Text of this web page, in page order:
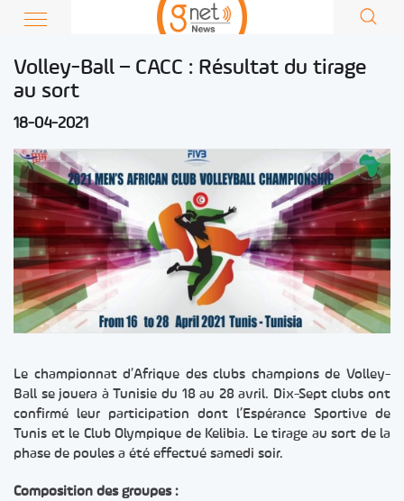
Volley-Ball – CACC : Résultat du tirage
au sort
18-04-2021
Le championnat d’Afrique des clubs champions de Volley-
Ball se jouera à Tunisie du 18 au 28 avril. Dix-Sept clubs ont
confirmé leur participation dont l’Espérance Sportive de
Tunis et le Club Olympique de Kelibia. Le tirage au sort de la
phase de poules a été effectué samedi soir.
Composition des groupes :